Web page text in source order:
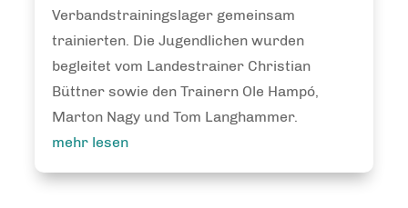
Verbandstrainingslager gemeinsam
trainierten. Die Jugendlichen wurden
begleitet vom Landestrainer Christian
Büttner sowie den Trainern Ole Hampó,
Marton Nagy und Tom Langhammer.
mehr lesen